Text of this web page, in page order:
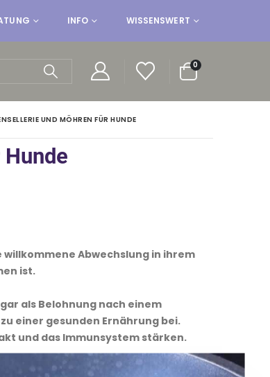
INFO WISSENSWERT
0
UND MÖHREN FÜR HUNDE
Abwechslung in ihrem
ist.
als Belohnung nach einem
einer gesunden Ernährung bei.
und das Immunsystem stärken.